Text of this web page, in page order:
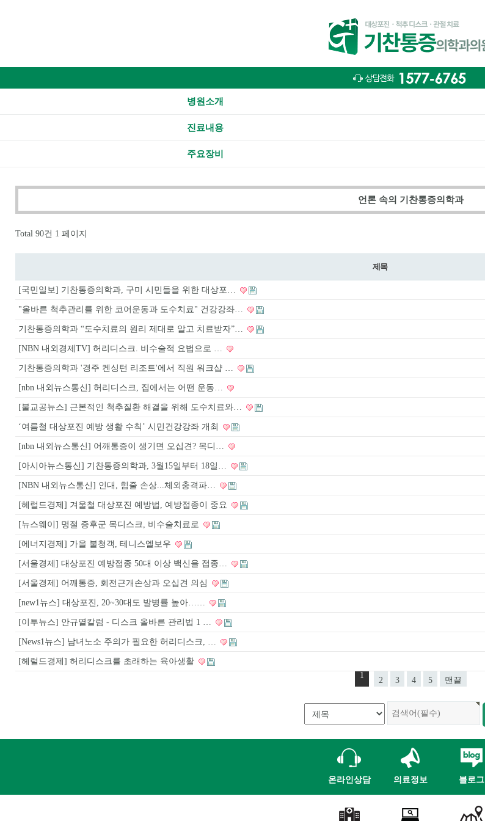
병원소개
진료내용
주요장비
언론 속의 기찬통증의학과
Total 90건 1 페이지
제목
[국민일보] 기찬통증의학과, 구미 시민들을 위한 대상포…
"올바른 척추관리를 위한 코어운동과 도수치료" 건강강좌…
기찬통증의학과 “도수치료의 원리 제대로 알고 치료받자”…
[NBN 내외경제TV] 허리디스크. 비수술적 요법으로 …
기찬통증의학과 '경주 켄싱턴 리조트'에서 직원 워크샵 …
[nbn 내외뉴스통신] 허리디스크, 집에서는 어떤 운동…
[불교공뉴스] 근본적인 척추질환 해결을 위해 도수치료와…
‘여름철 대상포진 예방 생활 수칙’ 시민건강강좌 개최
[nbn 내외뉴스통신] 어깨통증이 생기면 오십견? 목디…
[아시아뉴스통신] 기찬통증의학과, 3월15일부터 18일…
[NBN 내외뉴스통신] 인대, 힘줄 손상...체외충격파…
[헤럴드경제] 겨울철 대상포진 예방법, 예방접종이 중요
[뉴스웨이] 명절 증후군 목디스크, 비수술치료로
[에너지경제] 가을 불청객, 테니스엘보우
[서울경제] 대상포진 예방접종 50대 이상 백신을 접종…
[서울경제] 어깨통증, 회전근개손상과 오십견 의심
[new1뉴스] 대상포진, 20~30대도 발병률 높아……
[이투뉴스] 안규열칼럼 - 디스크 올바른 관리법 1 …
[News1뉴스] 남녀노소 주의가 필요한 허리디스크, …
[헤럴드경제] 허리디스크를 초래하는 육아생활
1
2 3 4 5 맨끝
온라인상담 의료정보 블로그